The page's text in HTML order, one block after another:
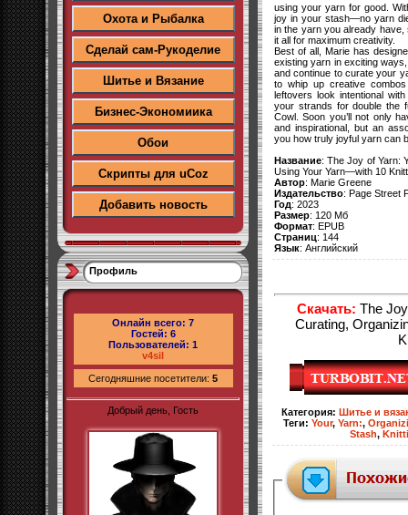
Охота и Рыбалка
Сделай сам-Рукоделие
Шитье и Вязание
Бизнес-Экономиика
Обои
Скрипты для uCoz
Добавить новость
Профиль
Онлайн всего: 7
Гостей: 6
Пользователей: 1
v4sil
Сегодняшние посетители: 5
Добрый день, Гость
using your yarn for good.
joy in your stash―no yarn
in the yarn you already have,
it all for maximum creativity.
Best of all, Marie has
existing yarn in exciting
and continue to curate your
to whip up creative
leftovers look intentional
your strands for double the
Cowl. Soon you’ll not only
and inspirational, but an
you how truly joyful yarn can
Название: The Joy of Yarn:
Using Your Yarn―with 10
Автор: Marie Greene
Издательство: Page Street
Год: 2023
Размер: 120 Мб
Формат: EPUB
Страниц: 144
Язык: Английский
Скачать: The
Curating,
Категория: Шитье и
Теги: Your, Yarn:,
Stash,